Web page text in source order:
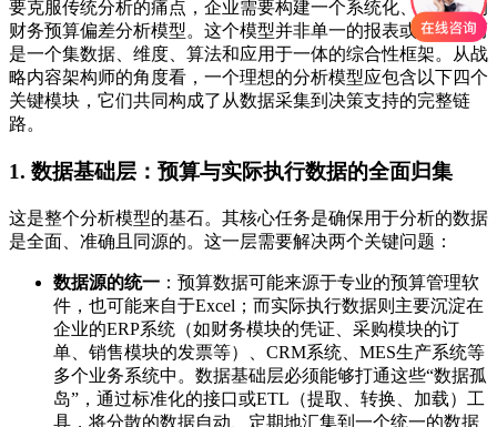
要克服传统分析的痛点，企业需要构建一个系统化、动态化的
财务预算偏差分析模型。这个模型并非单一的报表或工具，而
是一个集数据、维度、算法和应用于一体的综合性框架。从战
略内容架构师的角度看，一个理想的分析模型应包含以下四个
关键模块，它们共同构成了从数据采集到决策支持的完整链
路。
1. 数据基础层：预算与实际执行数据的全面归集
这是整个分析模型的基石。其核心任务是确保用于分析的数据
是全面、准确且同源的。这一层需要解决两个关键问题：
数据源的统一 ：预算数据可能来源于专业的预算管理软
件，也可能来自于Excel；而实际执行数据则主要沉淀在
企业的ERP系统（如财务模块的凭证、采购模块的订
单、销售模块的发票等）、CRM系统、MES生产系统等
多个业务系统中。数据基础层必须能够打通这些“数据孤
岛”，通过标准化的接口或ETL（提取、转换、加载）工
具，将分散的数据自动、定期地汇集到一个统一的数据